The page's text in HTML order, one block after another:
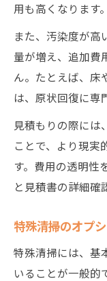
用も高くなります。
また、汚染度が高
量が増え、追加費
ん。たとえば、床
は、原状回復に専
見積もりの際には
ことで、より現実
す。費用の透明性
と見積書の詳細確
特殊清掃のオプ
特殊清掃には、基
いることが一般的